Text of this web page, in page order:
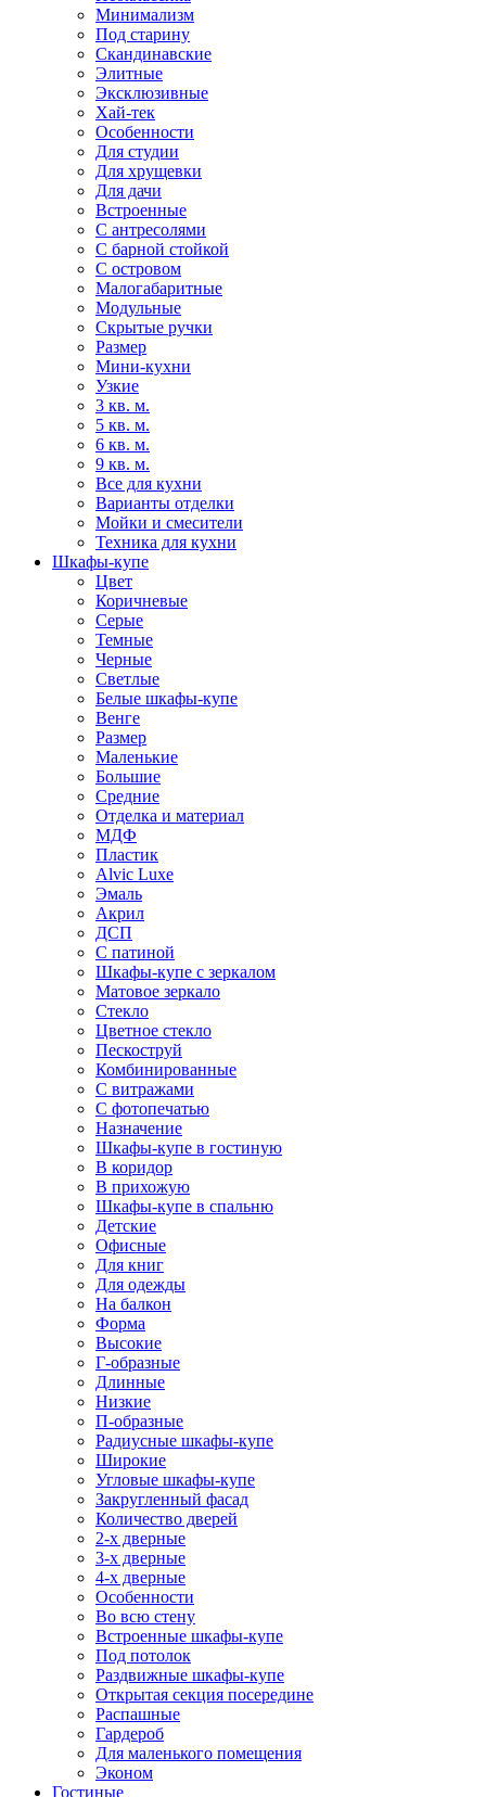
Минимализм
Под старину
Скандинавские
Элитные
Эксклюзивные
Хай-тек
Особенности
Для студии
Для хрущевки
Для дачи
Встроенные
С антресолями
С барной стойкой
С островом
Малогабаритные
Модульные
Скрытые ручки
Размер
Мини-кухни
Узкие
3 кв. м.
5 кв. м.
6 кв. м.
9 кв. м.
Все для кухни
Варианты отделки
Мойки и смесители
Техника для кухни
Шкафы-купе
Цвет
Коричневые
Серые
Темные
Черные
Светлые
Белые шкафы-купе
Венге
Размер
Маленькие
Большие
Средние
Отделка и материал
МДФ
Пластик
Alvic Luxe
Эмаль
Акрил
ДСП
С патиной
Шкафы-купе с зеркалом
Матовое зеркало
Стекло
Цветное стекло
Пескоструй
Комбинированные
С витражами
С фотопечатью
Назначение
Шкафы-купе в гостиную
В коридор
В прихожую
Шкафы-купе в спальню
Детские
Офисные
Для книг
Для одежды
На балкон
Форма
Высокие
Г-образные
Длинные
Низкие
П-образные
Радиусные шкафы-купе
Широкие
Угловые шкафы-купе
Закругленный фасад
Количество дверей
2-х дверные
3-х дверные
4-х дверные
Особенности
Во всю стену
Встроенные шкафы-купе
Под потолок
Раздвижные шкафы-купе
Открытая секция посередине
Распашные
Гардероб
Для маленького помещения
Эконом
Гостиные